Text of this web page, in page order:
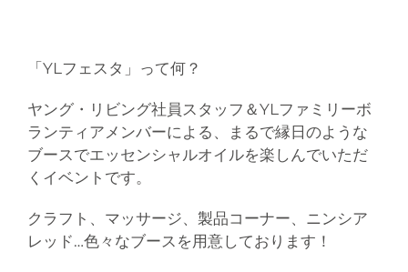
「YLフェスタ」って何？
ヤング・リビング社員スタッフ＆YLファミリーボ
ランティアメンバーによる、
まるで縁日のような
ブースでエッセンシャルオイルを楽しんでいただ
くイベントです。
クラフト、マッサージ、製品コーナー、ニンシア
レッド…色々なブースを用意しております！